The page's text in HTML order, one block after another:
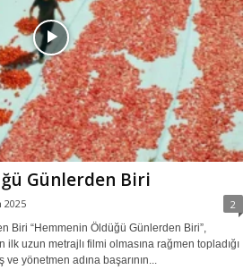
Günlerden Biri
2025 2
Biri “Hemmenin Öldüğü Günlerden Biri”,
ilk uzun metrajlı filmi olmasına rağmen topladığı
ve yönetmen adına başarının...